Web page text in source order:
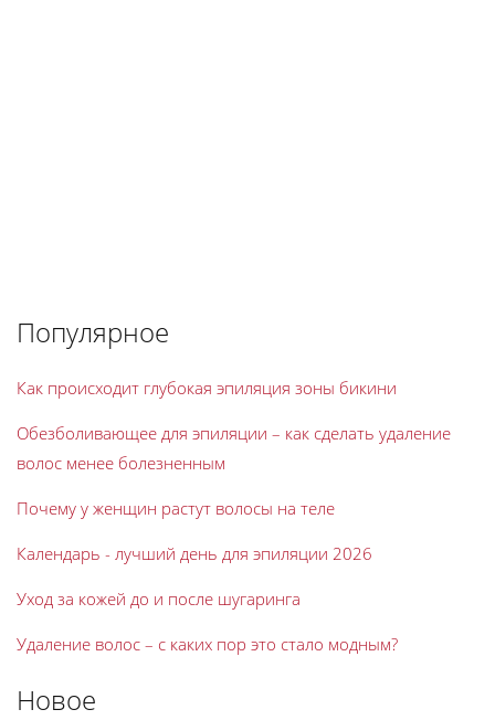
Популярное
Как происходит глубокая эпиляция зоны бикини
Обезболивающее для эпиляции – как сделать удаление
волос менее болезненным
Почему у женщин растут волосы на теле
Календарь - лучший день для эпиляции 2026
Уход за кожей до и после шугаринга
Удаление волос – с каких пор это стало модным?
Новое